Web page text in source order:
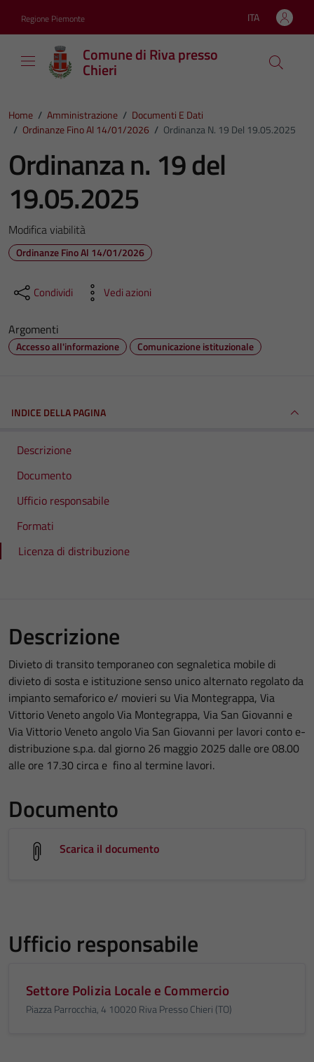
Regione Piemonte Lingua attiva:
ITA
Comune di Riva presso
Chieri
Home / Amministrazione / Documenti E Dati
/ Ordinanze Fino Al 14/01/2026 / Ordinanza N. 19 Del 19.05.2025
Ordinanza n. 19 del
19.05.2025
Modifica viabilità
Ordinanze Fino Al 14/01/2026
Condividi Vedi azioni
Argomenti
Accesso all'informazione Comunicazione istituzionale
INDICE DELLA PAGINA
Descrizione
Documento
Ufficio responsabile
Formati
Licenza di distribuzione
Descrizione
Divieto di transito temporaneo con segnaletica mobile di
divieto di sosta e istituzione senso unico alternato regolato da
impianto semaforico e/ movieri su Via Montegrappa, Via
Vittorio Veneto angolo Via Montegrappa, Via San Giovanni e
Via Vittorio Veneto angolo Via San Giovanni per lavori conto e-
distribuzione s.p.a. dal giorno 26 maggio 2025 dalle ore 08.00
alle ore 17.30 circa e fino al termine lavori.
Documento
Scarica il documento
Ufficio responsabile
Settore Polizia Locale e Commercio
Piazza Parrocchia, 4 10020 Riva Presso Chieri (TO)